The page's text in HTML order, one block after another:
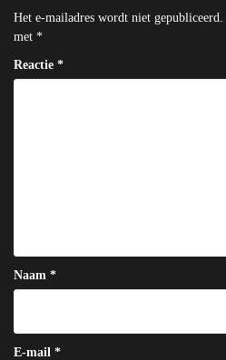
Het e-mailadres wordt niet gepubliceerd.
met *
Reactie *
Naam *
E-mail *